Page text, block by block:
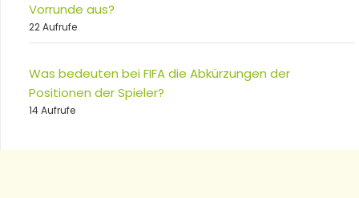
Vorrunde aus?
22 Aufrufe
Was bedeuten bei FIFA die Abkürzungen der
Positionen der Spieler?
14 Aufrufe